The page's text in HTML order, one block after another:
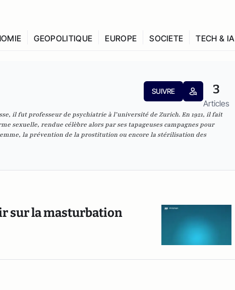
GEOPOLITIQUE EUROPE SOCIETE TECH & IA
SUIVRE 3
Articles
il fut professeur de psychiatrie à l’université de Zurich. En 1921, il fait
sexuelle, rendue célèbre alors par ses tapageuses campagnes pour
la prévention de la prostitution ou encore la stérilisation des
sur la masturbation